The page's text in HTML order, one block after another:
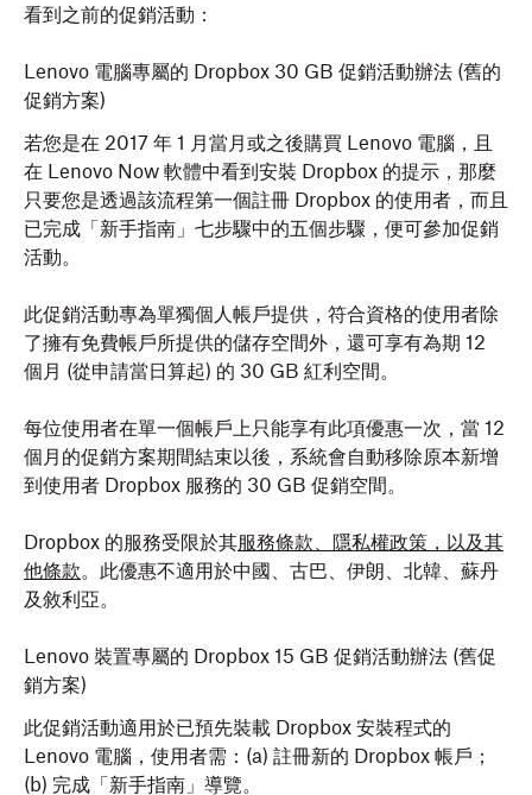
看到之前的促銷活動：
Lenovo 電腦專屬的 Dropbox 30 GB 促銷活動辦法 (舊的
促銷方案)
若您是在 2017 年 1 月當月或之後購買 Lenovo 電腦，且
在 Lenovo Now 軟體中看到安裝 Dropbox 的提示，那麼
只要您是透過該流程第一個註冊 Dropbox 的使用者，而且
已完成「新手指南」七步驟中的五個步驟，便可參加促銷
活動。
此促銷活動專為單獨個人帳戶提供，符合資格的使用者除
了擁有免費帳戶所提供的儲存空間外，還可享有為期 12
個月 (從申請當日算起) 的 30 GB 紅利空間。
每位使用者在單一個帳戶上只能享有此項優惠一次，當 12
個月的促銷方案期間結束以後，系統會自動移除原本新增
到使用者 Dropbox 服務的 30 GB 促銷空間。
Dropbox 的服務受限於其服務條款、隱私權政策，以及其
他條款。此優惠不適用於中國、古巴、伊朗、北韓、蘇丹
及敘利亞。
Lenovo 裝置專屬的 Dropbox 15 GB 促銷活動辦法 (舊促
銷方案)
此促銷活動適用於已預先裝載 Dropbox 安裝程式的
Lenovo 電腦，使用者需：(a) 註冊新的 Dropbox 帳戶；
(b) 完成「新手指南」導覽。